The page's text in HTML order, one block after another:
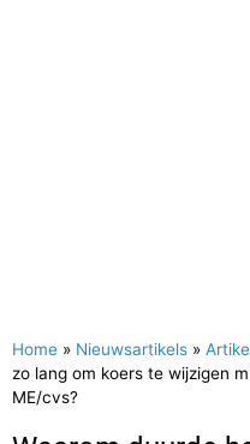
Home » Nieuwsartikels »
zo lang om koers te wijzigen
ME/cvs?